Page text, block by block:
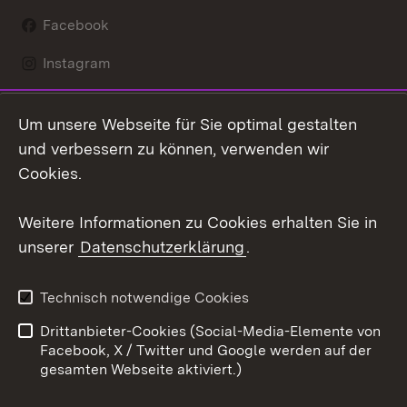
Facebook
Instagram
Mastodon
Youtube
Kontakt
Datenschutz
Barrierefreiheit
Impressum Cookies
Um unsere Webseite für Sie optimal gestalten
und verbessern zu können, verwenden wir
Cookies.
Weitere Informationen zu Cookies erhalten Sie in
unserer Datenschutzerklärung.
Technisch notwendige Cookies
Drittanbieter-Cookies (Social-Media-Elemente von
Facebook, X / Twitter und Google werden auf der
gesamten Webseite aktiviert.)